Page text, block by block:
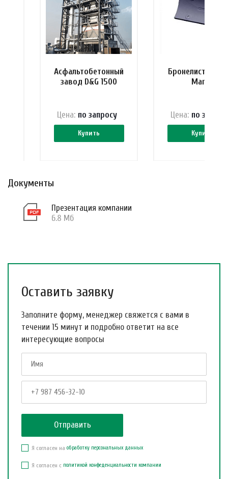
Асфальтобетонный
завод D&G 1500
Купить
Цена: по запросу
Бронелист
Marini
Купить
Цена: по зап
Документы
Презентация компании
6.8 Мб
Оставить заявку
Заполните форму, менеджер свяжется с вами в
течении 15 минут и подробно ответит на все
интересующие вопросы
Я согласен на обработку персональных данных
Я согласен с политикой конфеденциальности компании